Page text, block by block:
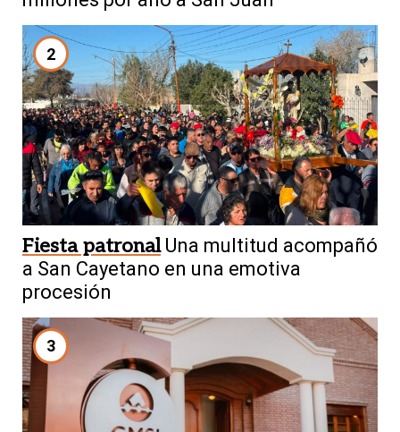
2
Fiesta patronal Una multitud acompañó
a San Cayetano en una emotiva
procesión
3